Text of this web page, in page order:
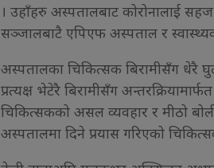
। उहाँहरु अस्पतालबाट कोरोनालाई
सञ्जालबाटै एपिएफ अस्पताल र
अस्पतालका चिकित्सक बिरामीसँग धेरै
प्रत्यक्ष भेटेरै बिरामीसँग
चिकित्सकको असल व्यवहार र मीठो
अस्पतालमा दिने प्रयास गरिएको